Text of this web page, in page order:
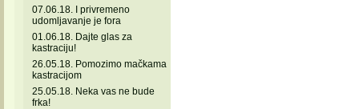
07.06.18. I privremeno
udomljavanje je fora
01.06.18. Dajte glas za
kastraciju!
26.05.18. Pomozimo mačkama
kastracijom
25.05.18. Neka vas ne bude
frka!